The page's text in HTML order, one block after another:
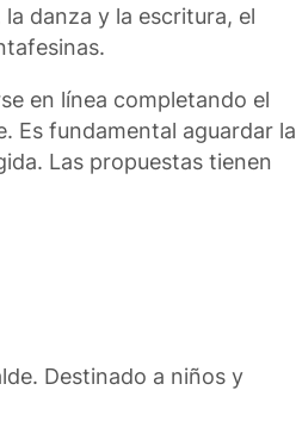
danza y la escritura, el
en línea completando el
Es fundamental aguardar la
Las propuestas tienen
Destinado a niños y